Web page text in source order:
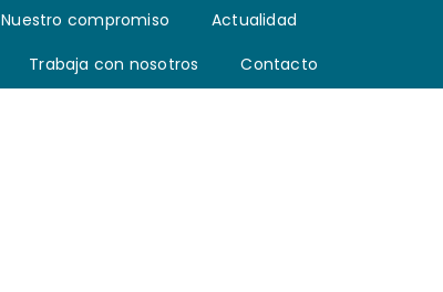
Nuestro compromiso
Actualidad
Trabaja con nosotros
Contacto